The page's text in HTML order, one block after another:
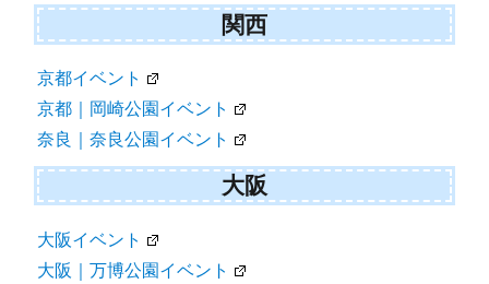
関西
京都イベント
京都｜岡崎公園イベント
奈良｜奈良公園イベント
大阪
大阪イベント
大阪｜万博公園イベント